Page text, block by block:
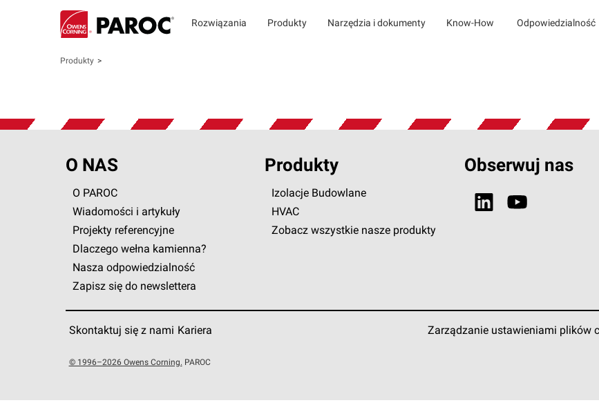
Rozwiązania Produkty Narzędzia i dokumenty Know-How Odpowiedzialność
Produkty
O NAS
O PAROC
Wiadomości i artykuły
Projekty referencyjne
Dlaczego wełna kamienna?
Nasza odpowiedzialność
Zapisz się do newslettera
Produkty
Izolacje Budowlane
HVAC
Zobacz wszystkie nasze produkty
Obserwuj nas
Skontaktuj się z nami Kariera Zarządzanie ustawieniami plików
© 1996–2026 Owens Corning. PAROC